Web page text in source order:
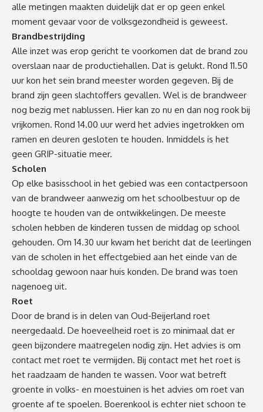
alle metingen maakten duidelijk dat er op geen enkel
moment gevaar voor de volksgezondheid is geweest.
Brandbestrijding
Alle inzet was erop gericht te voorkomen dat de brand zou
overslaan naar de productiehallen. Dat is gelukt. Rond 11.50
uur kon het sein brand meester worden gegeven. Bij de
brand zijn geen slachtoffers gevallen. Wel is de brandweer
nog bezig met nablussen. Hier kan zo nu en dan nog rook bij
vrijkomen. Rond 14.00 uur werd het advies ingetrokken om
ramen en deuren gesloten te houden. Inmiddels is het
geen GRIP-situatie meer.
Scholen
Op elke basisschool in het gebied was een contactpersoon
van de brandweer aanwezig om het schoolbestuur op de
hoogte te houden van de ontwikkelingen. De meeste
scholen hebben de kinderen tussen de middag op school
gehouden. Om 14.30 uur kwam het bericht dat de leerlingen
van de scholen in het effectgebied aan het einde van de
schooldag gewoon naar huis konden. De brand was toen
nagenoeg uit.
Roet
Door de brand is in delen van Oud-Beijerland roet
neergedaald. De hoeveelheid roet is zo minimaal dat er
geen bijzondere maatregelen nodig zijn. Het advies is om
contact met roet te vermijden. Bij contact met het roet is
het raadzaam de handen te wassen. Voor wat betreft
groente in volks- en moestuinen is het advies om roet van
groente af te spoelen. Boerenkool is echter niet schoon te